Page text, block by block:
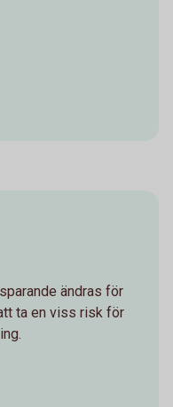
ändras för
ta en viss risk för